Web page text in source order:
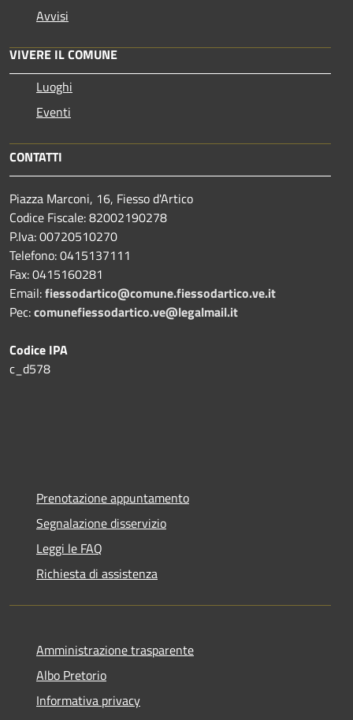
Avvisi
VIVERE IL COMUNE
Luoghi
Eventi
CONTATTI
Piazza Marconi, 16, Fiesso d'Artico
Codice Fiscale: 82002190278
P.Iva: 00720510270
Telefono:0415137111
Fax:0415160281
Email:fiessodartico@comune.fiessodartico.ve.it
Pec:comunefiessodartico.ve@legalmail.it
Codice IPA
c_d578
Prenotazione appuntamento
Segnalazione disservizio
Leggi le FAQ
Richiesta di assistenza
Amministrazione trasparente
Albo Pretorio
Informativa privacy